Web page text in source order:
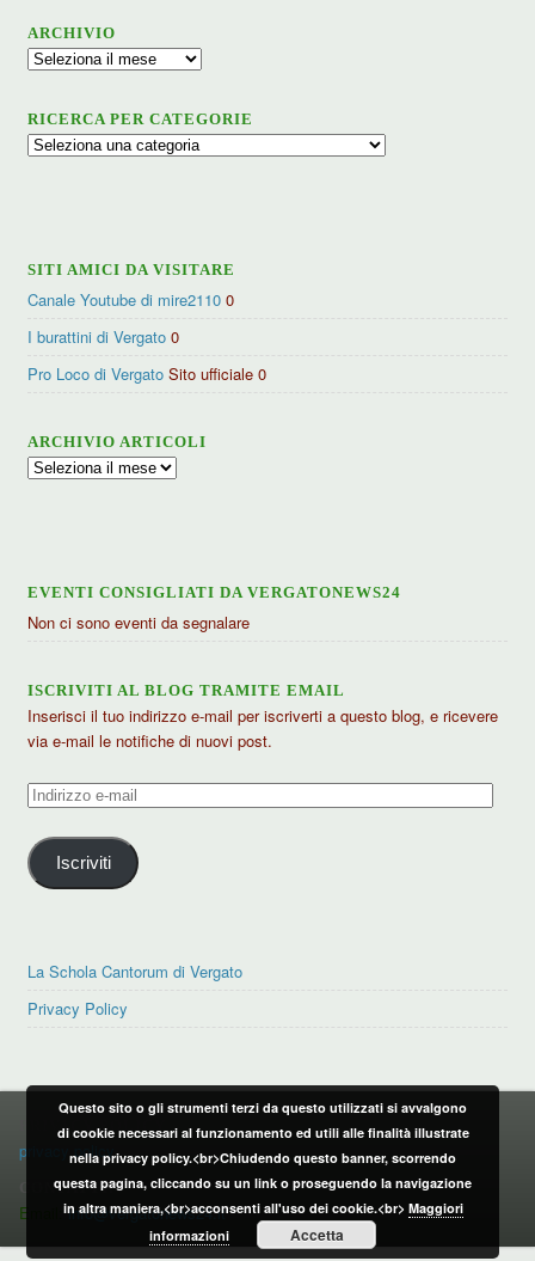
ARCHIVIO
Archivio
RICERCA PER CATEGORIE
Ricerca
SITI AMICI DA VISITARE
Canale Youtube di mire2110 0
I burattini di Vergato 0
Pro Loco di Vergato Sito ufficiale 0
ARCHIVIO ARTICOLI
Archivio
EVENTI CONSIGLIATI DA VERGATONEWS24
Non ci sono eventi da segnalare
ISCRIVITI AL BLOG TRAMITE EMAIL
Inserisci il tuo indirizzo e-mail per iscriverti a questo blog, e ricevere
via e-mail le notifiche di nuovi post.
Indirizzo
mail
Iscriviti
La Schola Cantorum di Vergato
Privacy Policy
PRIVACY POLICY
privacy policy
CONTATTI:
Email:info@vergatonews24.it
Questo sito o gli strumenti terzi da questo utilizzati si avvalgono
di cookie necessari al funzionamento ed utili alle finalità illustrate
nella privacy policy.<br>Chiudendo questo banner, scorrendo
questa pagina, cliccando su un link o proseguendo la navigazione
in altra maniera,<br>acconsenti all'uso dei cookie.<br> Maggiori
informazioni
Accetta